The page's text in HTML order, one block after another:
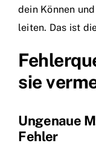
dein Können
leiten. Das ist
sie
Ungenaue
Fehler